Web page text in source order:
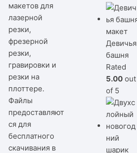
макетов для
лазерной
резки,
фрезерной
резки,
гравировки и
резки на
плоттере.
Файлы
предоставляют
ся для
бесплатного
скачивания в
Девичья
башня
Rated
5.00 out
of 5